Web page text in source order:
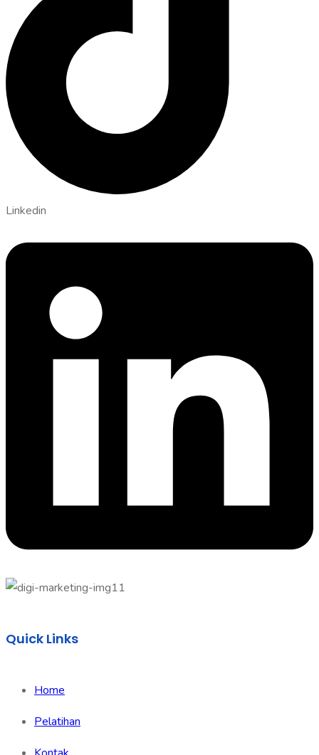
Linkedin
Quick Links
Home
Pelatihan